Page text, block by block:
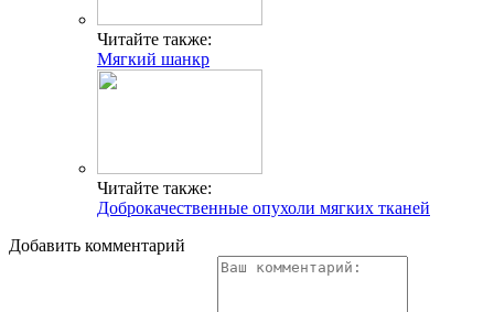
Читайте также:
Мягкий шанкр
Читайте также:
Доброкачественные опухоли мягких тканей
Добавить комментарий